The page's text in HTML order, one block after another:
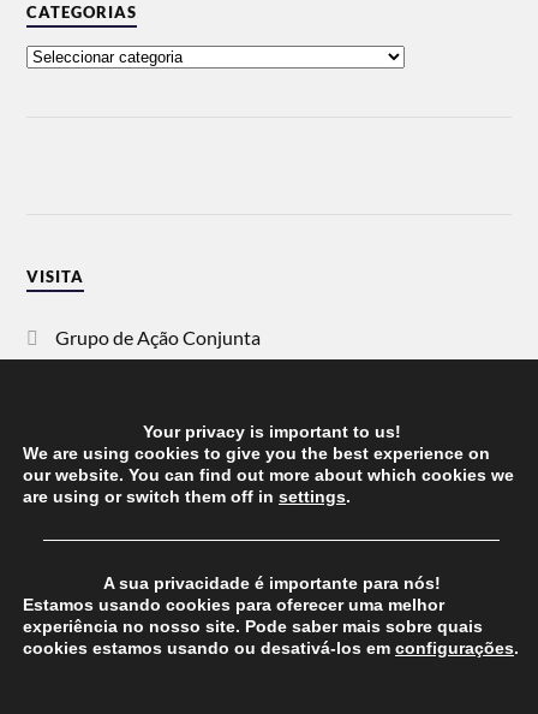
CATEGORIAS
VISITA
Grupo de Ação Conjunta
Vida Justa
dezanove
Your privacy is important to us!
We are using cookies to give you the best experience on
our website. You can find out more about which cookies we
are using or switch them off in settings.
──────────────────────────────────────
A sua privacidade é importante para nós!
Estamos usando cookies para oferecer uma melhor
experiência no nosso site. Pode saber mais sobre quais
cookies estamos usando ou desativá-los em configurações.